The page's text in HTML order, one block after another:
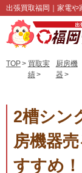
出張買取福岡｜家電や
TOP
買取実
績
厨房機
器
2槽シン
房機器
すすめ！